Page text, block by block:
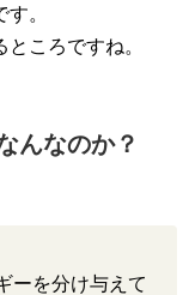
。
ころですね。
んなのか？
ーを分け与えて